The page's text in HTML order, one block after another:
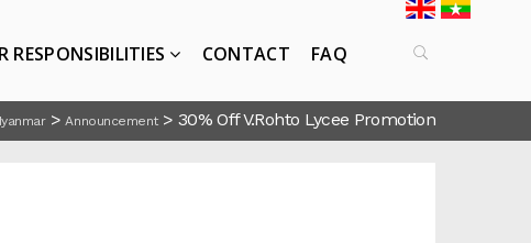
RESPONSIBILITIES CONTACT FAQ
>Announcement> 30% Off V.Rohto Lycee Promotion